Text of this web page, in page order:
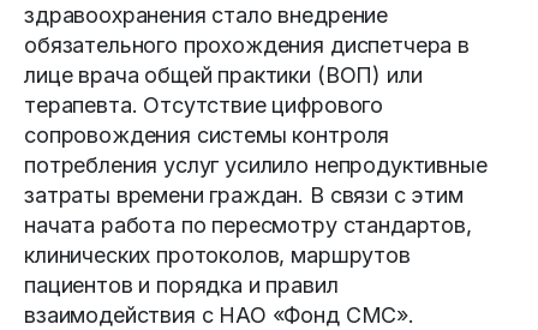
здравоохранения стало внедрение
обязательного прохождения диспетчера в
лице врача общей практики (ВОП) или
терапевта. Отсутствие цифрового
сопровождения системы контроля
потребления услуг усилило непродуктивные
затраты времени граждан. В связи с этим
начата работа по пересмотру стандартов,
клинических протоколов, марш­рутов
пациентов и порядка и правил
взаимодействия с НАО «Фонд СМС».